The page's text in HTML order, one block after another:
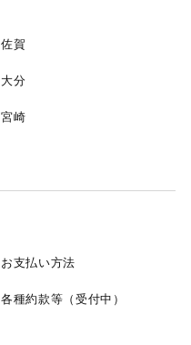
佐賀
大分
宮崎
お支払い方法
各種約款等（受付中）